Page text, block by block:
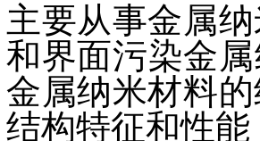
主要从事金属
和界面污染金
金属纳米材料
结构特征和性